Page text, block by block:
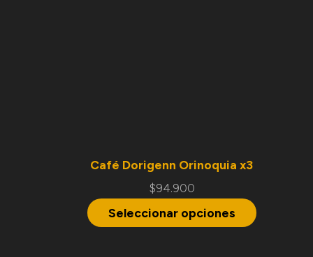
Café Dorigenn Orinoquia x3
$94.900
Seleccionar opciones